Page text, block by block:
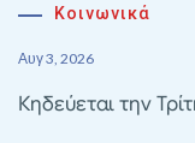
Κοινωνικά
Αυγ 3, 2026
Κηδεύεται την